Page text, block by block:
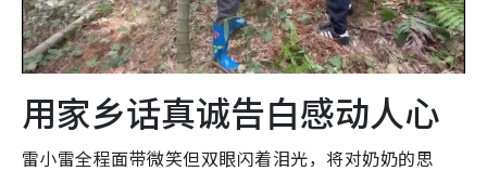
用家乡话真诚告白感动人心
雷小雷全程面带微笑但双眼闪着泪光，将对奶奶的思